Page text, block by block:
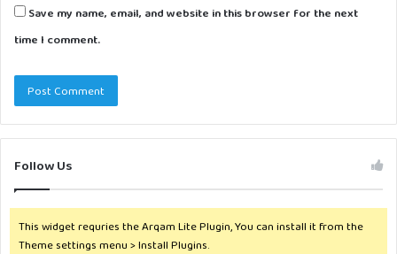
Save my name, email, and website in this browser for the next
time I comment.
Follow Us
This widget requries the Arqam Lite Plugin, You can install it from the
Theme settings menu > Install Plugins.